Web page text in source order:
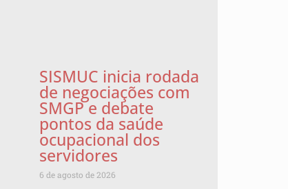
SISMUC inicia rodada
de negociações com
SMGP e debate
pontos da saúde
ocupacional dos
servidores
6 de agosto de 2026